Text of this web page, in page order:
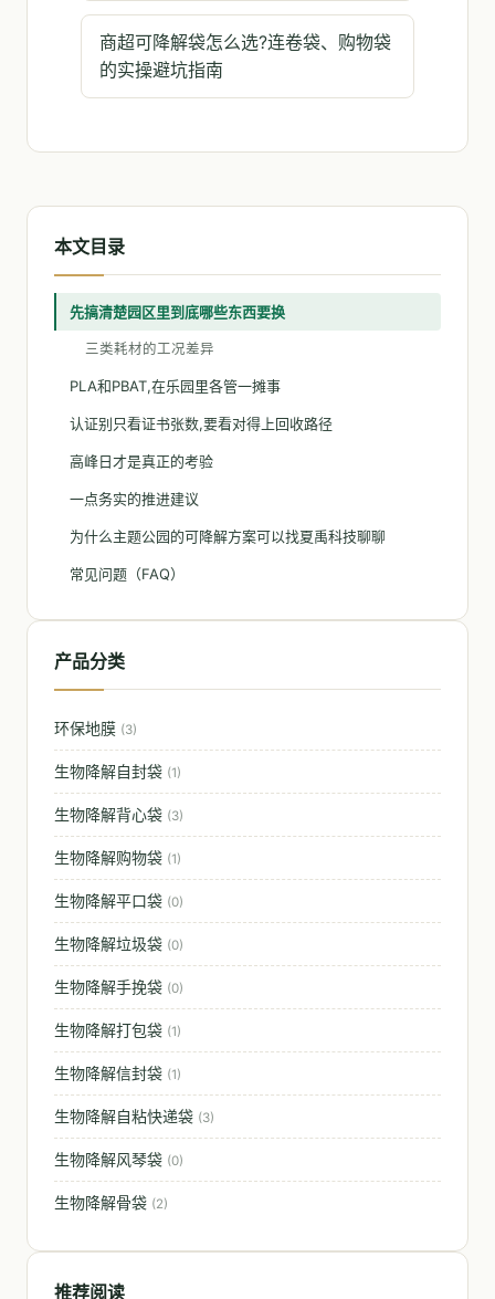
商超可降解袋怎么选?连卷袋、购物袋
的实操避坑指南
本文目录
先搞清楚园区里到底哪些东西要换
三类耗材的工况差异
PLA和PBAT,在乐园里各管一摊事
认证别只看证书张数,要看对得上回收路径
高峰日才是真正的考验
一点务实的推进建议
为什么主题公园的可降解方案可以找夏禹科技聊聊
常见问题（FAQ）
产品分类
环保地膜 (3)
生物降解自封袋 (1)
生物降解背心袋 (3)
生物降解购物袋 (1)
生物降解平口袋 (0)
生物降解垃圾袋 (0)
生物降解手挽袋 (0)
生物降解打包袋 (1)
生物降解信封袋 (1)
生物降解自粘快递袋 (3)
生物降解风琴袋 (0)
生物降解骨袋 (2)
推荐阅读